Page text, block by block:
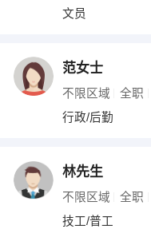
文员
范女士
不限区域 全职
行政/后勤
林先生
不限区域 全职
技工/普工